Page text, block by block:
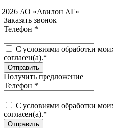
АО «Авилон АГ»
Заказать звонок
Телефон *
C условиями обработки
согласен(а).*
Получить предложение
Телефон *
C условиями обработки
согласен(а).*